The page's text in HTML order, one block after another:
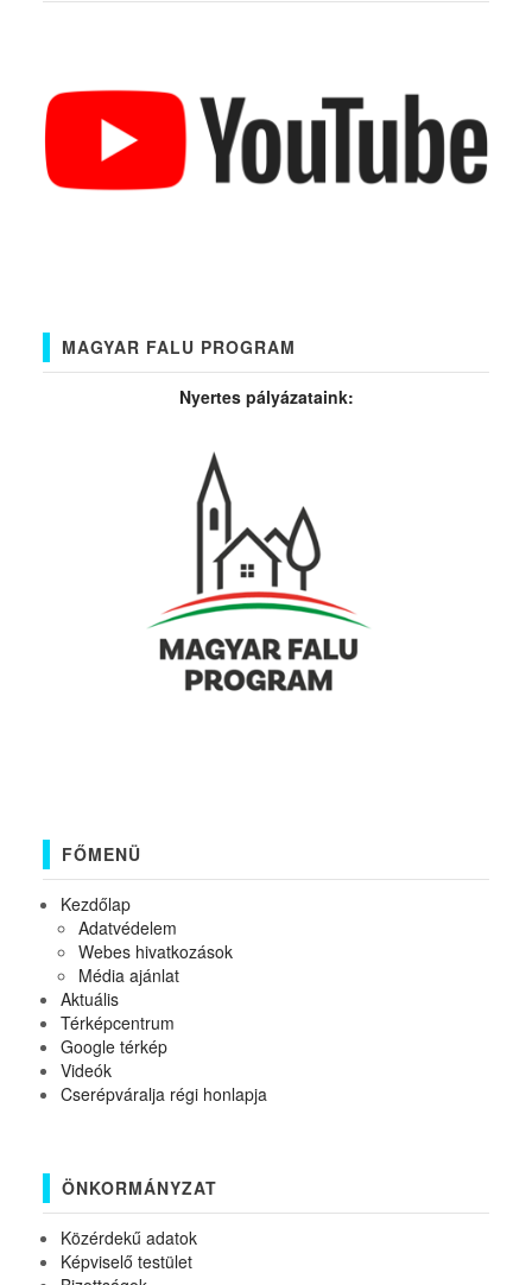
MAGYAR FALU PROGRAM
Nyertes pályázataink:
FŐMENÜ
Kezdőlap
Adatvédelem
Webes hivatkozások
Média ajánlat
Aktuális
Térképcentrum
Google térkép
Videók
Cserépváralja régi honlapja
ÖNKORMÁNYZAT
Közérdekű adatok
Képviselő testület